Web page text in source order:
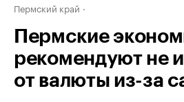
Пермский край
Пермские
рекомендуют не
от валюты из-за